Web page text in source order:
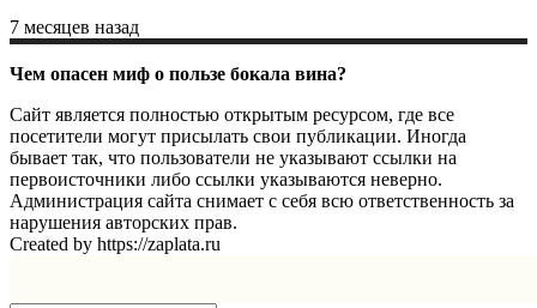
7 месяцев назад
Чем опасен миф о пользе бокала вина?
Сайт является полностью открытым ресурсом, где все
посетители могут присылать свои публикации. Иногда
бывает так, что пользователи не указывают ссылки на
первоисточники либо ссылки указываются неверно.
Администрация сайта снимает с себя всю ответственность за
нарушения авторских прав.
Created by https://zaplata.ru